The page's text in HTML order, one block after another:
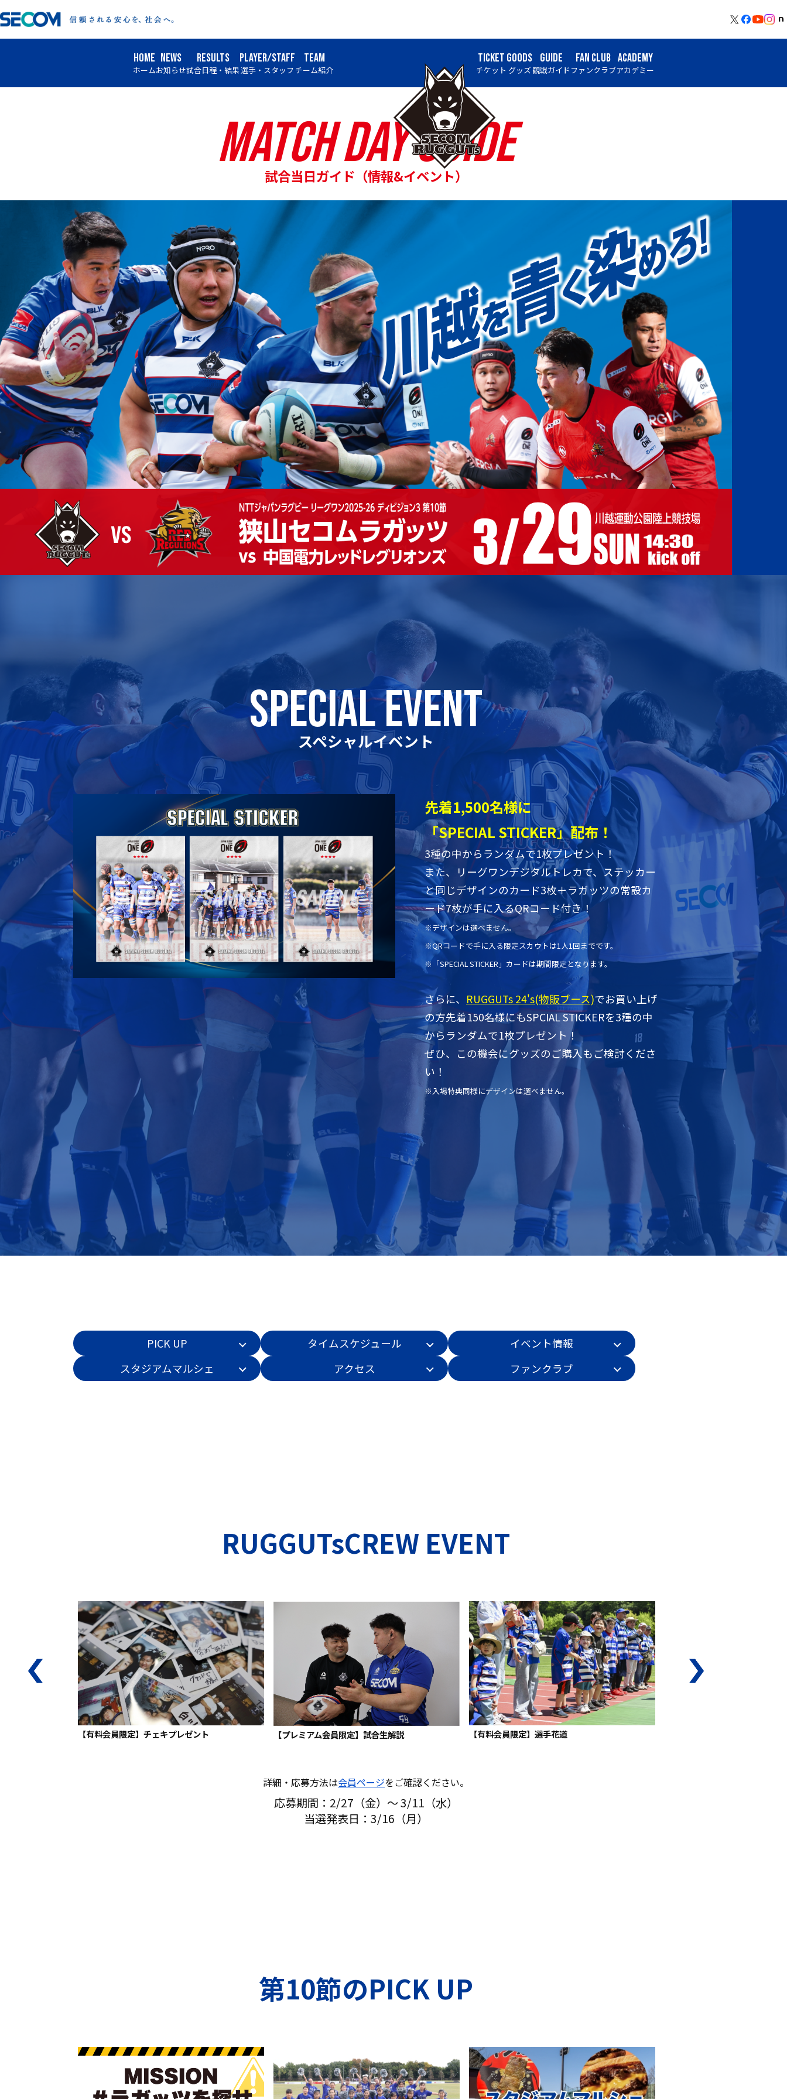
HOME
ホーム
NEWS
お知らせ
RESULTS
試合日程・結果
PLAYER/STAFF
選手・スタッフ
TEAM
チーム紹介
TICKET
チケット
GOODS
グッズ
GUIDE
観戦ガイド
FAN CLUB
ファンクラブ
ACADEMY
アカデミー
Match Day Guide
試合当日ガイド（情報&イベント）
SPECIAL EVENT
スペシャルイベント
先着1,500名様に
「SPECIAL STICKER」配布！
3種の中からランダムで1枚プレゼント！
また、リーグワンデジタルトレカで、ステッカー
と同じデザインのカード3枚＋ラガッツの常設カ
ード7枚が手に入るQRコード付き！
※デザインは選べません。
※QRコードで手に入る限定スカウトは1人1回までです。
※「SPECIAL STICKER」カードは期間限定となります。
さらに、 RUGGUTs 24's(物販ブース)でお買い上げ
の方先着150名様にもSPCIAL STICKERを3種の中
からランダムで1枚プレゼント！
ぜひ、この機会にグッズのご購入もご検討くださ
い！
※入場特典同様にデザインは選べません。
PICK UP タイムスケジュール
イベント情報
スタジアムマルシェ
アクセス ファンクラブ
RUGGUTsCREW EVENT
【有料会員限定】チェキプレゼント 【プレミアム会員限定】試合生解説 【有料会員限定】選手花道
詳細・応募方法は会員ページをご確認ください。
応募期間：2/27（金）～ 3/11（水）
当選発表日：3/16（月）
第10節のPICK UP